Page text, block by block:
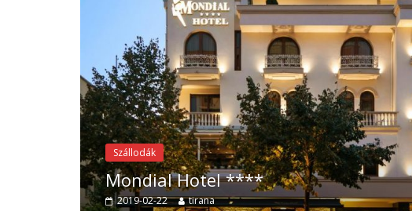
Szállodák
Mak Albania Hotel *****
2019-01-24 tirana